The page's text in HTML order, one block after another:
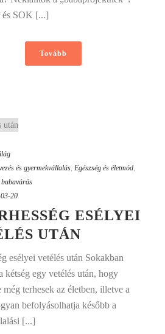
és SOK [...]
Tovább
és gyermekvállalás, Egészség és életmód,
babavárás
20
ESÉLYEI
UTÁN
esélyei vetélés után Sokakban
kétség egy vetélés után, hogy
még terhesek az életben, illetve a
befolyásolhatja később a
[...]